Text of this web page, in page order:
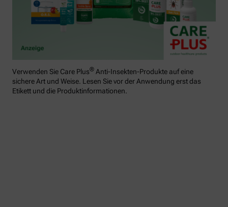
Verwenden Sie Care Plus® Anti-Insekten-Produkte auf eine
sichere Art und Weise. Lesen Sie vor der Anwendung erst das
Etikett und die Produktinformationen.